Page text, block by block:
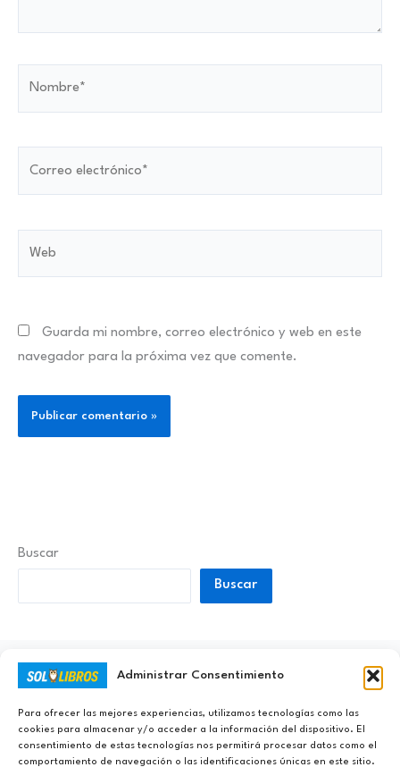
Administrar Consentimiento
Para ofrecer las mejores experiencias, utilizamos tecnologías como las
cookies para almacenar y/o acceder a la información del dispositivo. El
consentimiento de estas tecnologías nos permitirá procesar datos como el
comportamiento de navegación o las identificaciones únicas en este sitio.
Guarda mi nombre, correo electrónico y web en este
navegador para la próxima vez que comente.
Buscar
Buscar
Ayúdanos a Nunca Dejar de Aprender